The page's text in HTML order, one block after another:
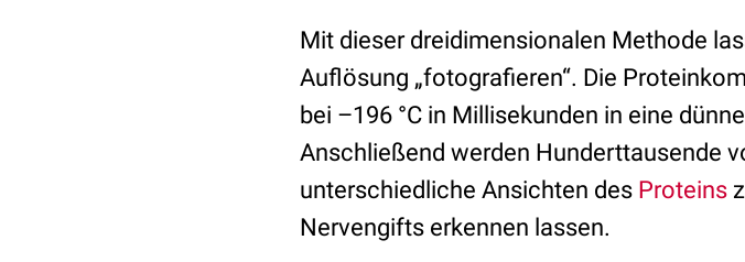
Mit dieser dreidimensionalen Methode
Auflösung „fotografieren“. Die
bei –196 °C in Millisekunden in eine
Anschließend werden Hunderttausende
unterschiedliche Ansichten des Proteins
Nervengifts erkennen lassen.